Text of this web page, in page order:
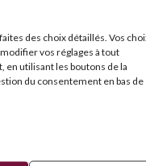
des choix détaillés. Vos
vos réglages à tout
utilisant les boutons de la
du consentement en bas de